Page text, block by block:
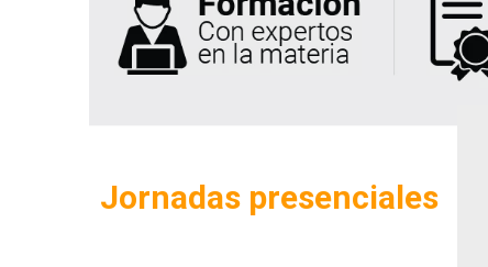
Jornadas presenciales